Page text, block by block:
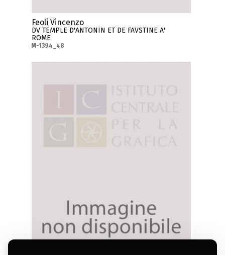
Feoli Vincenzo
DV TEMPLE D'ANTONIN ET DE FAVSTINE A'
ROME
M-1394_48